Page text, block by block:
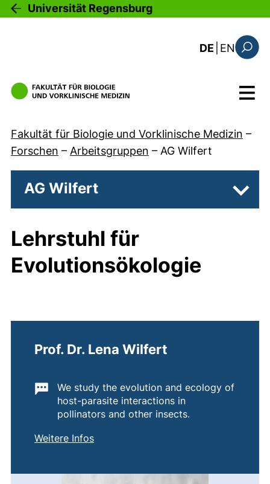
Direkt zum Inhalt
Universität Regensburg
DE EN: the
Menü
Fakultät für Biologie und Vorklinische Medizin –
Forschen – Arbeitsgruppen – AG Wilfert
AG Wilfert
Lehrstuhl für
Evolutionsökologie
Prof. Dr. Lena Wilfert
Wichtige Informationen:
We study the evolution and ecology of
host-parasite interactions in
pollinators and other insects.
Weitere Infosvon
Prof. Dr. Lena Wilfert